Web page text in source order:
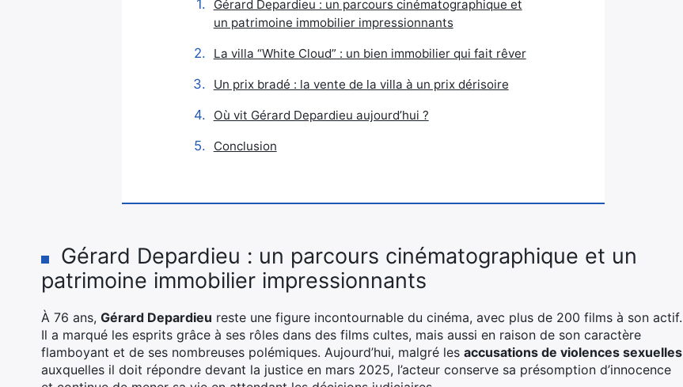
Gérard Depardieu : un parcours cinématographique et
un patrimoine immobilier impressionnants
La villa “White Cloud” : un bien immobilier qui fait rêver
Un prix bradé : la vente de la villa à un prix dérisoire
Où vit Gérard Depardieu aujourd’hui ?
Conclusion
Gérard Depardieu : un parcours cinématographique et un
patrimoine immobilier impressionnants
À 76 ans, Gérard Depardieu reste une figure incontournable du cinéma, avec plus de 200 films à son actif.
Il a marqué les esprits grâce à ses rôles dans des films cultes, mais aussi en raison de son caractère
flamboyant et de ses nombreuses polémiques. Aujourd’hui, malgré les accusations de violences sexuelles
auxquelles il doit répondre devant la justice en mars 2025, l’acteur conserve sa présomption d’innocence